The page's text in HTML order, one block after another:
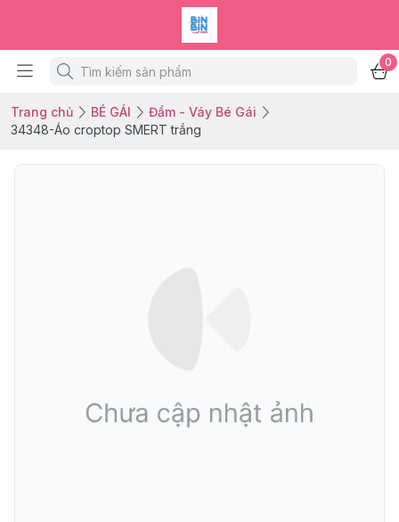
0
Trang chủ BÉ GÁI
Đầm - Váy Bé Gái
34348-Áo croptop SMERT trắng